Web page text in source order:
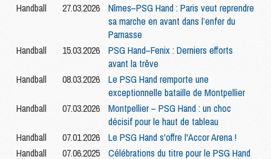
Handball
27.03.2026
Nîmes–PSG Hand : Paris veut reprendre
sa marche en avant dans l’enfer du
Parnasse
Handball
15.03.2026
PSG Hand–Fenix : Derniers efforts
avant la trêve
Handball
08.03.2026
Le PSG Hand remporte une
exceptionnelle bataille de Montpellier
Handball
07.03.2026
Montpellier – PSG Hand : un choc
décisif pour le haut de tableau
Handball
07.01.2026
Le PSG Hand s'offre l'Accor Arena !
Handball
07.06.2025 Célébrations du titre pour le PSG Hand